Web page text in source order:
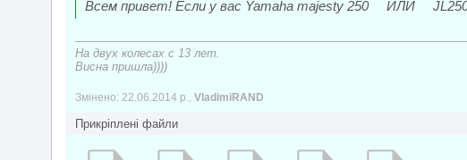
Всем привет! Если у вас Yamaha majesty 250 ИЛИ
На двух колесах с 13 лет.
Висна пришла))))
Змінено: 22.06.2014 р., VladimiRAND
Прикріплені файли